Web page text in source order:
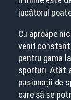
jucătorul
Cu aproape
venit constant
pentru gama
sporturi. Atât
pasionații de
care să se